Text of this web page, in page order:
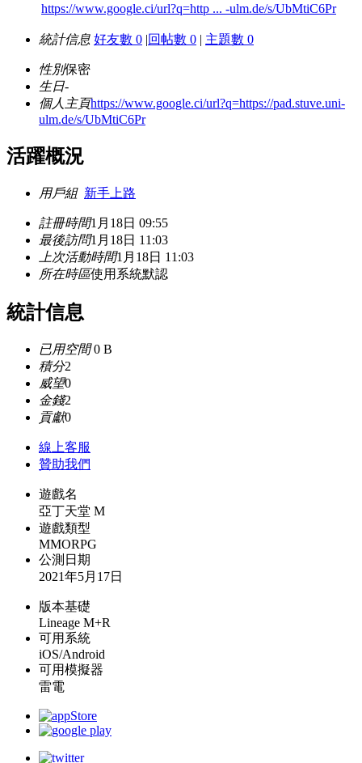
https://www.google.ci/url?q=http ... -ulm.de/s/UbMtiC6Pr
統計信息 好友數 0 |回帖數 0 | 主題數 0
性別保密
生日-
個人主頁https://www.google.ci/url?q=https://pad.stuve.uni-
ulm.de/s/UbMtiC6Pr
活躍概況
用戶組 新手上路
註冊時間1月18日 09:55
最後訪問1月18日 11:03
上次活動時間1月18日 11:03
所在時區使用系統默認
統計信息
已用空間0 B
積分2
威望0
金錢2
貢獻0
線上客服
贊助我們
遊戲名
亞丁天堂 M
遊戲類型
MMORPG
公測日期
2021年5月17日
版本基礎
Lineage M+R
可用系統
iOS/Android
可用模擬器
雷電